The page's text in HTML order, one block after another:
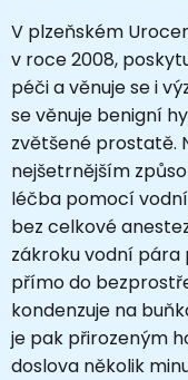
V plzeňském
v roce 2008,
péči a věnuje se i
se věnuje benigní
zvětšené prostatě.
nejšetrnějším
léčba pomocí
bez celkové
zákroku vodní pára
přímo do
kondenzuje na
je pak přirozeným
doslova několik